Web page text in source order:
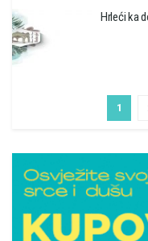
Hrleći ka
1